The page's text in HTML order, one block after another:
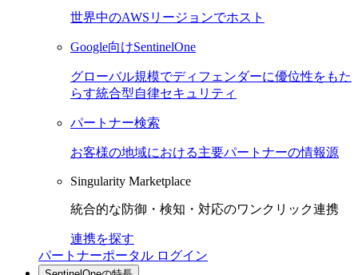
世界中のAWSリージョンでホスト
Google向けSentinelOne
グローバル規模でディフェンダーに優位性をもた
らす統合型自律セキュリティ
パートナー検索
お客様の地域における主要パートナーの情報源
Singularity Marketplace
統合的な防御・検知・対応のワンクリック連携
連携を探す
パートナーポータル ログイン